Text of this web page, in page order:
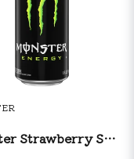
Monster Strawberry Shot 473ml